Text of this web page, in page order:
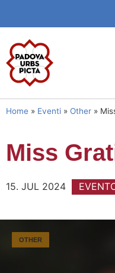
Home » Eventi » Other »
Miss
15. JUL 2024
OTHER